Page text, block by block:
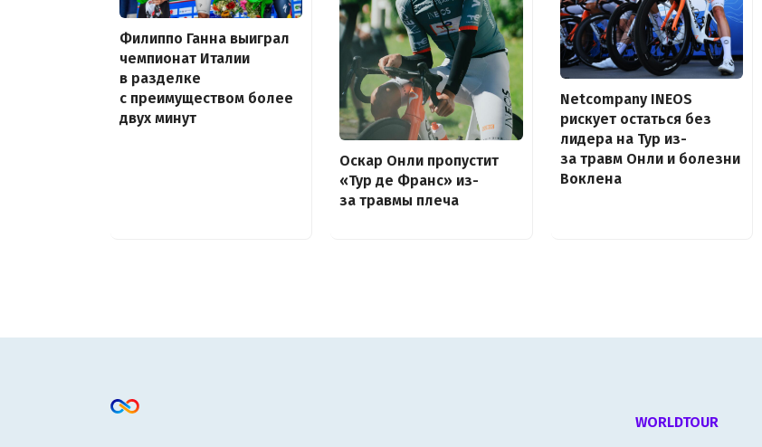
Филиппо Ганна выиграл
чемпионат Италии
в разделке
с преимуществом более
двух минут
Оскар Онли пропустит
«Тур де Франс» из-
за травмы плеча
Netcompany INEOS
рискует остаться без
лидера на Тур из-
за травм Онли и болезни
Воклена
WORLDTOUR